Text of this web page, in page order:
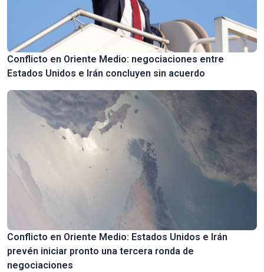
Conflicto en Oriente Medio: negociaciones entre
Estados Unidos e Irán concluyen sin acuerdo
Conflicto en Oriente Medio: Estados Unidos e Irán
prevén iniciar pronto una tercera ronda de
negociaciones